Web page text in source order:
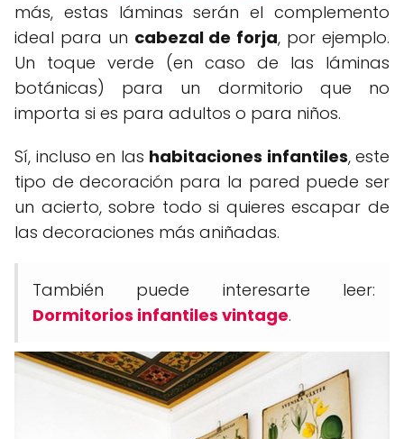
más, estas láminas serán el complemento
ideal para un cabezal de forja, por ejemplo.
Un toque verde (en caso de las láminas
botánicas) para un dormitorio que no
importa si es para adultos o para niños.
Sí, incluso en las habitaciones infantiles, este
tipo de decoración para la pared puede ser
un acierto, sobre todo si quieres escapar de
las decoraciones más aniñadas.
También puede interesarte leer:
Dormitorios infantiles vintage.